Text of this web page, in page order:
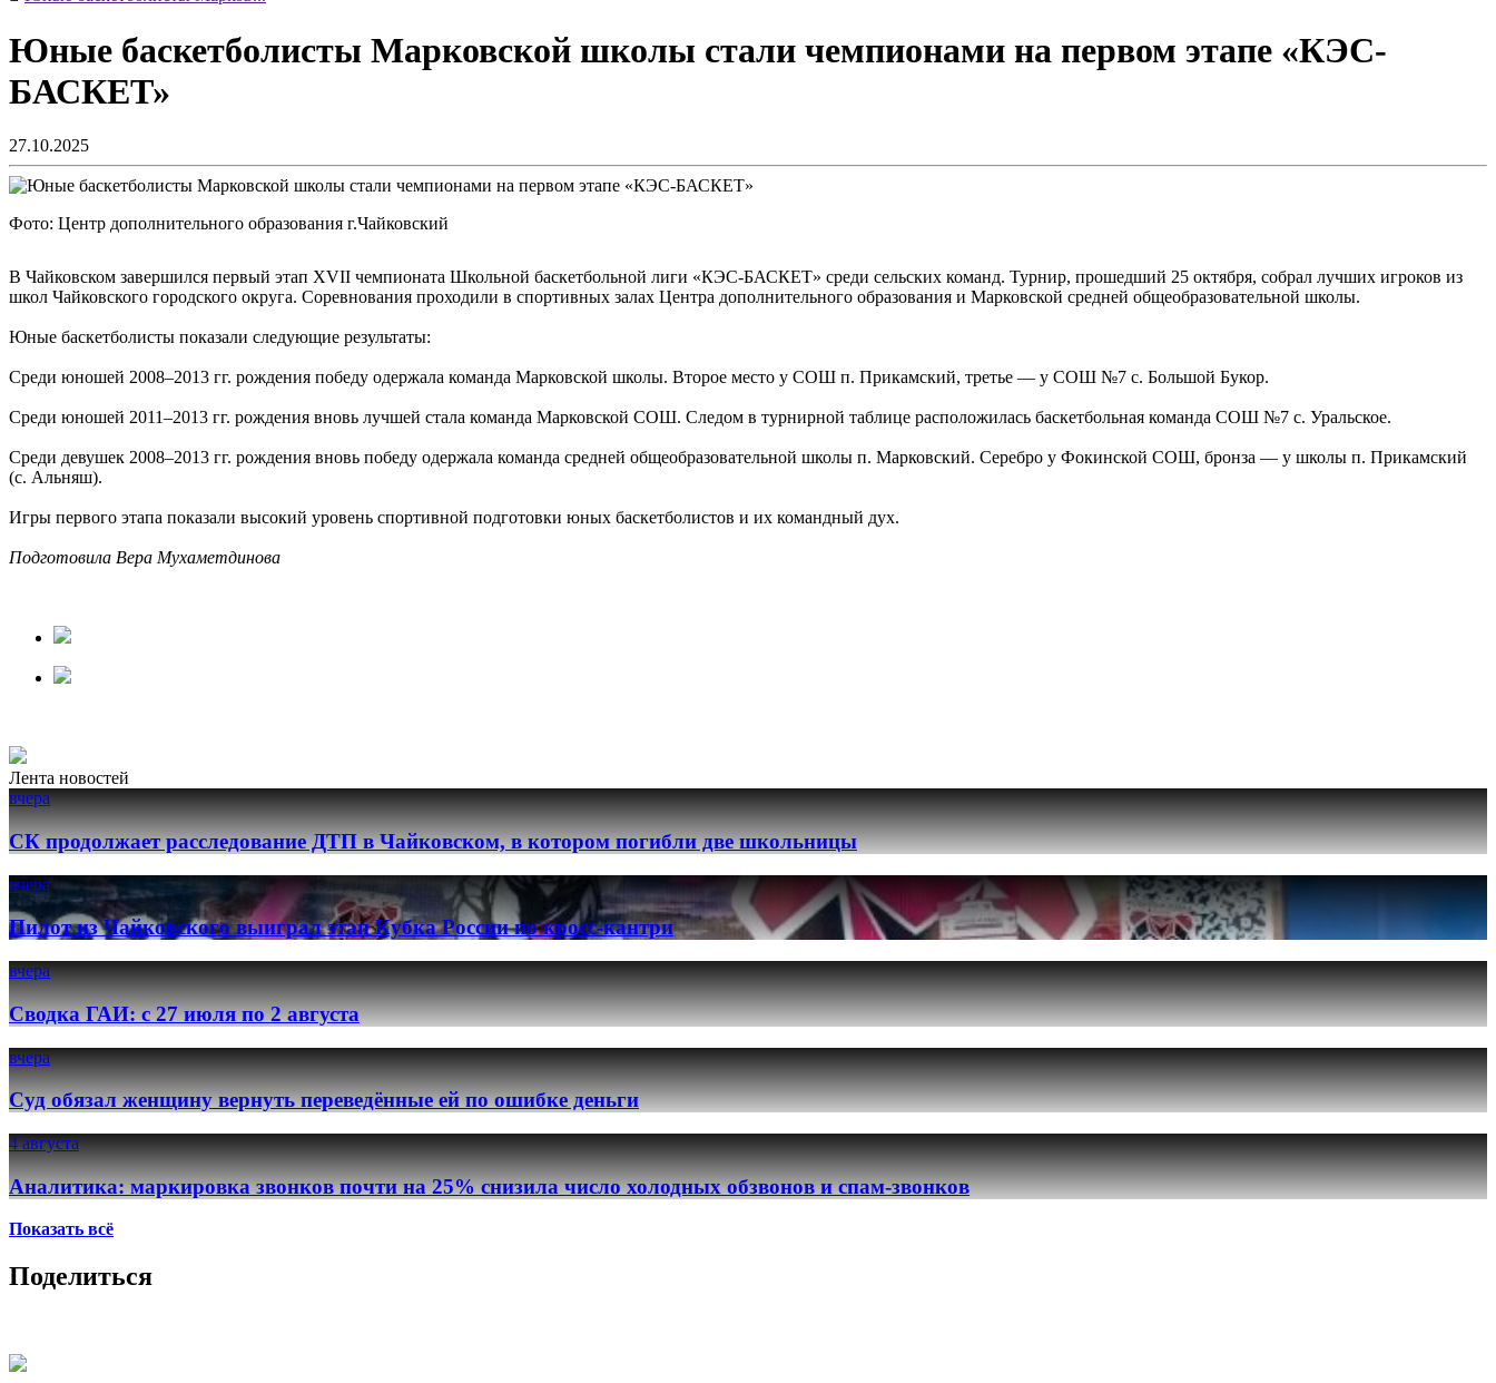
Юные баскетболисты Марковской школы стали чемпионами на первом этапе «КЭС-
БАСКЕТ»
27.10.2025
Фото: Центр дополнительного образования г.Чайковский
В Чайковском завершился первый этап XVII чемпионата Школьной баскетбольной лиги «КЭС-БАСКЕТ» среди сельских команд. Турнир, прошедший 25 октября, собрал лучших игроков из
школ Чайковского городского округа. Соревнования проходили в спортивных залах Центра дополнительного образования и Марковской средней общеобразовательной школы.
Юные баскетболисты показали следующие результаты:
Среди юношей 2008–2013 гг. рождения победу одержала команда Марковской школы. Второе место у СОШ п. Прикамский, третье — у СОШ №7 с. Большой Букор.
Среди юношей 2011–2013 гг. рождения вновь лучшей стала команда Марковской СОШ. Следом в турнирной таблице расположилась баскетбольная команда СОШ №7 с. Уральское.
Среди девушек 2008–2013 гг. рождения вновь победу одержала команда средней общеобразовательной школы п. Марковский. Серебро у Фокинской СОШ, бронза — у школы п. Прикамский
(с. Альняш).
Игры первого этапа показали высокий уровень спортивной подготовки юных баскетболистов и их командный дух.
Подготовила Вера Мухаметдинова
Лента новостей
вчера
СК продолжает расследование ДТП в Чайковском, в котором погибли две школьницы
вчера
Пилот из Чайковского выиграл этап Кубка России по кросс-кантри
вчера
Сводка ГАИ: с 27 июля по 2 августа
вчера
Суд обязал женщину вернуть переведённые ей по ошибке деньги
4 августа
Аналитика: маркировка звонков почти на 25% снизила число холодных обзвонов и спам-звонков
Показать всё
Поделиться